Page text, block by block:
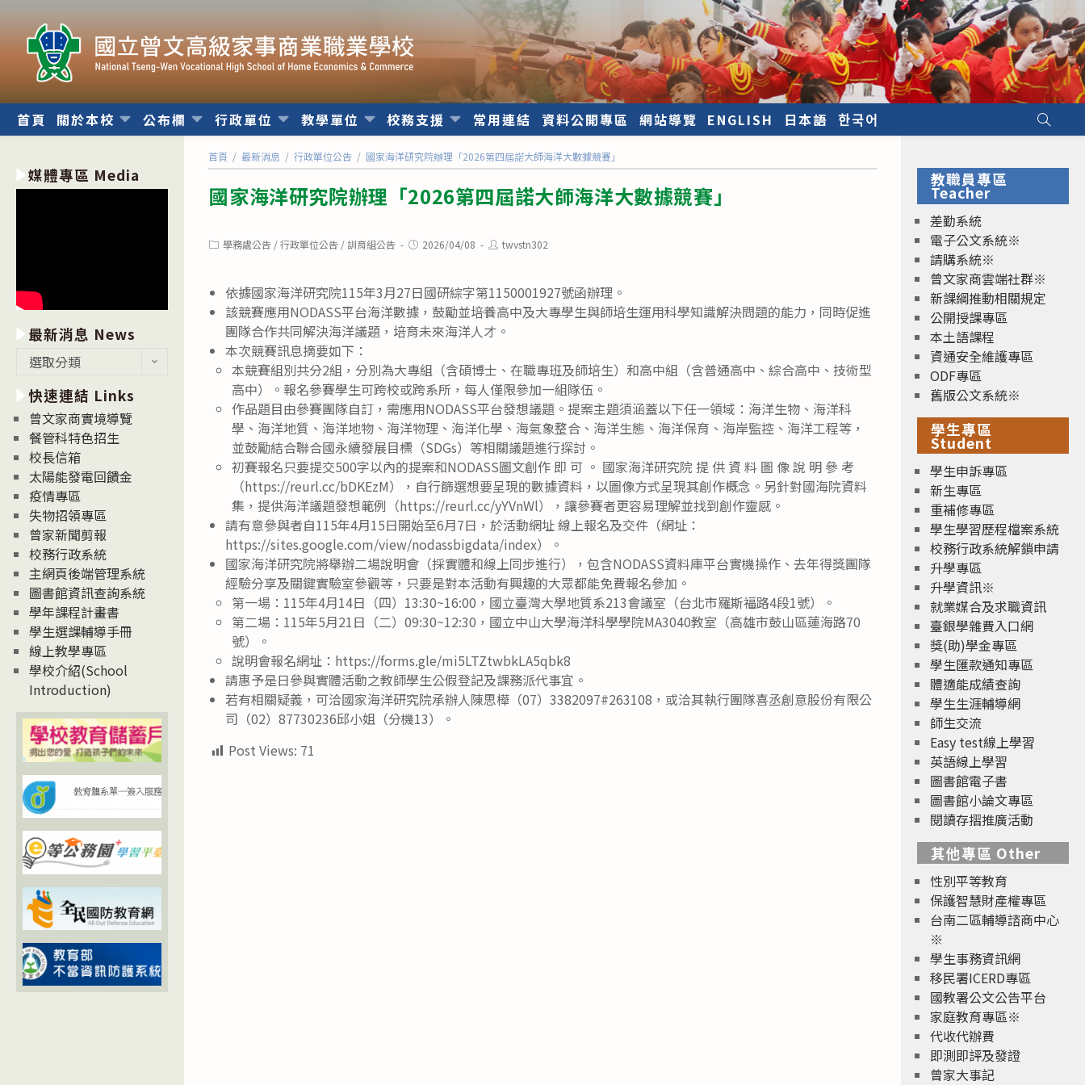
內
首頁 關於本校 公布欄 行政單位 教學單位 校務支援 常用連結 資料公開專區 網站導覽 ENGLISH 日本語 한국어
首頁 / 最新消息 / 行政單位公告 / 國家海洋研究院辦理「2026第四屆諾大師海洋大數據競賽」
國家海洋研究院辦理「2026第四屆諾大師海洋大數據競賽」
Post學務處公告 / 行政單位公告 / 訓育組公告
Post2026/04/08
Posttwvstn302
依據國家海洋研究院115年3月27日國研綜字第1150001927號函辦理。
該競賽應用NODASS平台海洋數據，鼓勵並培養高中及大專學生與師培生運用科學知識解決問題的能力，同時促進
團隊合作共同解決海洋議題，培育未來海洋人才。
本次競賽訊息摘要如下：
本競賽組別共分2組，分別為大專組（含碩博士、在職專班及師培生）和高中組（含普通高中、綜合高中、技術型
高中）。報名參賽學生可跨校或跨系所，每人僅限參加一組隊伍。
作品題目由參賽團隊自訂，需應用NODASS平台發想議題。提案主題須涵蓋以下任一領域：海洋生物、海洋科
學、海洋地質、海洋地物、海洋物理、海洋化學、海氣象整合、海洋生態、海洋保育、海岸監控、海洋工程等，
並鼓勵結合聯合國永續發展目標（SDGs）等相關議題進行探討。
初賽報名只要提交500字以內的提案和NODASS圖文創作 即 可 。 國家海洋研究院 提 供 資 料 圖 像 說 明 參 考
（https://reurl.cc/bDKEzM），自行篩選想要呈現的數據資料，以圖像方式呈現其創作概念。另針對國海院資料
集，提供海洋議題發想範例（https://reurl.cc/yYVnWl），讓參賽者更容易理解並找到創作靈感。
請有意參與者自115年4月15日開始至6月7日，於活動網址 線上報名及交件（網址：
https://sites.google.com/view/nodassbigdata/index）。
國家海洋研究院將舉辦二場說明會（採實體和線上同步進行），包含NODASS資料庫平台實機操作、去年得獎團隊
經驗分享及關鍵實驗室參觀等，只要是對本活動有興趣的大眾都能免費報名參加。
第一場：115年4月14日（四）13:30~16:00，國立臺灣大學地質系213會議室（台北市羅斯福路4段1號）。
第二場：115年5月21日（二）09:30~12:30，國立中山大學海洋科學學院MA3040教室（高雄市鼓山區蓮海路70
號）。
說明會報名網址：https://forms.gle/mi5LTZtwbkLA5qbk8
請惠予是日參與實體活動之教師學生公假登記及課務派代事宜。
若有相關疑義，可洽國家海洋研究院承辦人陳思樺（07）3382097#263108，或洽其執行團隊喜丞創意股份有限公
司（02）87730236邱小姐（分機13）。
Post Views: 71
媒體專區 Media
最新消息 News
消
息
News
選取分類
快速連結 Links
曾文家商實境導覽
餐管科特色招生
校長信箱
太陽能發電回饋金
疫情專區
失物招領專區
曾家新聞剪報
校務行政系統
主網頁後端管理系統
圖書館資訊查詢系統
學年課程計畫書
學生選課輔導手冊
線上教學專區
學校介紹(School
Introduction)
教職員專區
Teacher
差勤系統
電子公文系統※
請購系統※
曾文家商雲端社群※
新課綱推動相關規定
公開授課專區
本土語課程
資通安全維護專區
ODF專區
舊版公文系統※
學生專區
Student
學生申訴專區
新生專區
重補修專區
學生學習歷程檔案系統
校務行政系統解鎖申請
升學專區
升學資訊※
就業媒合及求職資訊
臺銀學雜費入口網
獎(助)學金專區
學生匯款通知專區
體適能成績查詢
學生生涯輔導網
師生交流
Easy test線上學習
英語線上學習
圖書館電子書
圖書館小論文專區
閱讀存摺推廣活動
其他專區 Other
性別平等教育
保護智慧財產權專區
台南二區輔導諮商中心
※
學生事務資訊網
移民署ICERD專區
國教署公文公告平台
家庭教育專區※
代收代辦費
即測即評及發證
曾家大事記